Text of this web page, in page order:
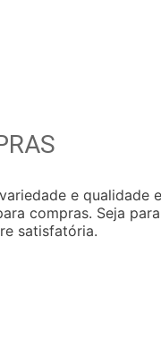
e qualidade
compras. Seja
satisfatória.